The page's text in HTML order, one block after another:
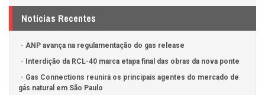
Notícias Recentes
ANP avança na regulamentação do gas release
Interdição da RCL-40 marca etapa final das obras da nova ponte
Gas Connections reunirá os principais agentes do mercado de
gás natural em São Paulo